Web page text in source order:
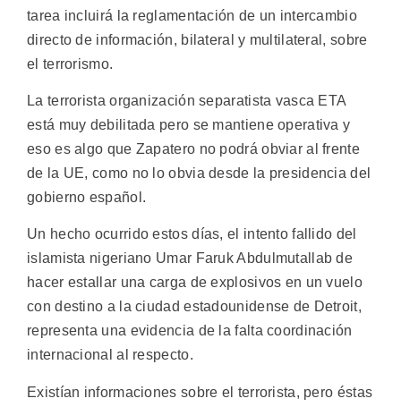
tarea incluirá la reglamentación de un intercambio
directo de información, bilateral y multilateral, sobre
el terrorismo.
La terrorista organización separatista vasca ETA
está muy debilitada pero se mantiene operativa y
eso es algo que Zapatero no podrá obviar al frente
de la UE, como no lo obvia desde la presidencia del
gobierno español.
Un hecho ocurrido estos días, el intento fallido del
islamista nigeriano Umar Faruk Abdulmutallab de
hacer estallar una carga de explosivos en un vuelo
con destino a la ciudad estadounidense de Detroit,
representa una evidencia de la falta coordinación
internacional al respecto.
Existían informaciones sobre el terrorista, pero éstas